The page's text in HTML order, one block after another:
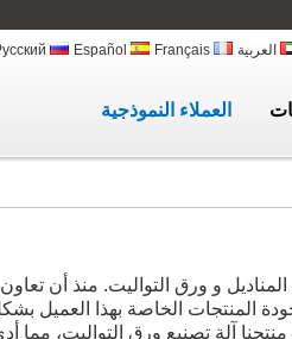
العربية Français
العملاء النموذجية
و ورق التواليت. منذ أن
المنتجات الخاصة بهذا العميل
آلة تصنيع ورق التواليت، مما